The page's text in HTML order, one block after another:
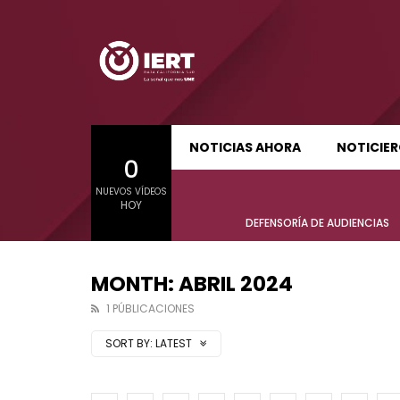
0
NUEVOS VÍDEOS
HOY
NOTICIAS AHORA
SUDCALIFORNIA HOY EDICIÓN MATUTINA
Sudcalifornia Hoy edición matutina
DEFENSORÍA DE AUDIENCIAS
01:21:47
Sudcalifornia Hoy edición matutina
MONTH: ABRIL 2024
1 PÚBLICACIONES
SORT BY: LATEST